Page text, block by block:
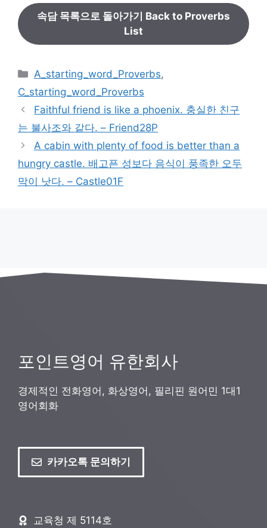
속담 목록으로 돌아가기 Back to Proverbs
List
카
테
리
A_starting_word_Proverbs,
C_starting_word_Proverbs
Faithful friend is like a phoenix. 충실한 친구
는 불사조와 같다. – Friend28P
A cabin with plenty of food is better than a
hungry castle. 배고픈 성보다 음식이 풍족한 오두
막이 낫다. – Castle01F
포인트영어 유한회사
경제적인 전화영어, 화상영어, 필리핀 원어민 1대1
영어회화
카카오톡 문의하기
교육청 제 5114호